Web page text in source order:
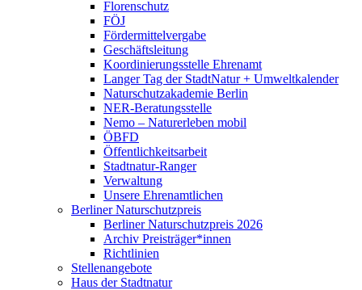
Florenschutz
FÖJ
Fördermittelvergabe
Geschäftsleitung
Koordinierungsstelle Ehrenamt
Langer Tag der StadtNatur + Umweltkalender
Naturschutzakademie Berlin
NER-Beratungsstelle
Nemo – Naturerleben mobil
ÖBFD
Öffentlichkeitsarbeit
Stadtnatur-Ranger
Verwaltung
Unsere Ehrenamtlichen
Berliner Naturschutzpreis
Berliner Naturschutzpreis 2026
Archiv Preisträger*innen
Richtlinien
Stellenangebote
Haus der Stadtnatur